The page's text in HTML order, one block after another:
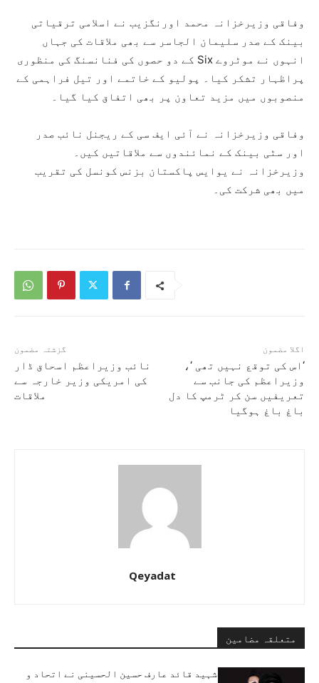
وفاقی وزیرخزانہ محمد اورنگزیب نے اسلامی ترقیاتی
بینک کے صدر سلیمان الجاسر سے بھی ملاقات کی جہاں
انہوں نے موٹروے Six کے دو حصوں کی فنانسنگ کی منظوری
پراظہار تشکر کیا۔ پولیو کے خاتمے اور تیل فراہمی کے
منصوبوں میں مزید تعاون پر بھی اتفاق کیا گیا۔
وفاقی وزیرخزانہ نے آئی ایف سی کے ریجنل نائب صدر
اور سٹی بینک کے نمائندوں سے ملاقاتیں کیں۔
وزیرخزانہ نے یوایس پاکستان بزنس کونسل کی تقریب
میں بھی شرکت کی۔
گزشتہ مضمون
نائب وزیراعظم اسحاق ڈار
کی امریکی وزیر خارجہ سے
ملاقات
اگلا مضمون
‘اس کی توقع نہیں تھی ‘،
وزیراعظم کی جانب سے
تعریفیں سن کر ٹرمپ کا دل
باغ باغ ہوگیا
Qeyadat
متعلقہ مضامین
شہید قائد عارف حسین الحسینی نے اتحاد و